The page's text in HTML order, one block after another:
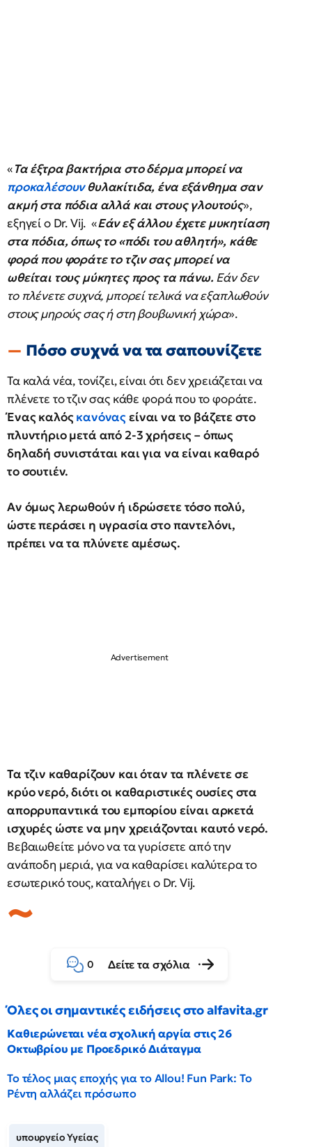
«Τα έξτρα βακτήρια στο δέρμα μπορεί να
προκαλέσουνθυλακίτιδα, ένα εξάνθημα σαν
ακμή στα πόδια αλλά και στους γλουτούς»,
εξηγεί ο Dr. Vij. «Εάν εξ άλλου έχετε μυκητίαση
στα πόδια, όπως το «πόδι του αθλητή», κάθε
φορά που φοράτε το τζιν σας μπορεί να
ωθείται τους μύκητες προς τα πάνω. Εάν δεν
το πλένετε συχνά, μπορεί τελικά να εξαπλωθούν
στους μηρούς σας ή στη βουβωνική χώρα».
Πόσο συχνά να τα σαπουνίζετε
Τα καλά νέα, τονίζει, είναι ότι δεν χρειάζεται να
πλένετε το τζιν σας κάθε φορά που το φοράτε.
Ένας καλόςκανόναςείναι να το βάζετε στο
πλυντήριο μετά από 2-3 χρήσεις – όπως
δηλαδή συνιστάται και για να είναι καθαρό
το σουτιέν.
Αν όμως λερωθούν ή ιδρώσετε τόσο πολύ,
ώστε περάσει η υγρασία στο παντελόνι,
πρέπει να τα πλύνετε αμέσως.
Τα τζιν καθαρίζουν και όταν τα πλένετε σε
κρύο νερό, διότι οι καθαριστικές ουσίες στα
απορρυπαντικά του εμπορίου είναι αρκετά
ισχυρές ώστε να μην χρειάζονται καυτό νερό.
Βεβαιωθείτε μόνο να τα γυρίσετε από την
ανάποδη μεριά, για να καθαρίσει καλύτερα το
εσωτερικό τους, καταλήγει ο Dr. Vij.
0 Δείτε τα σχόλια
Όλες οι σημαντικές ειδήσεις στο alfavita.gr
Καθιερώνεται νέα σχολική αργία στις 26
Οκτωβρίου με Προεδρικό Διάταγμα
Το τέλος μιας εποχής για το Allou! Fun Park: Το
Ρέντη αλλάζει πρόσωπο
υπουργείο Υγείας